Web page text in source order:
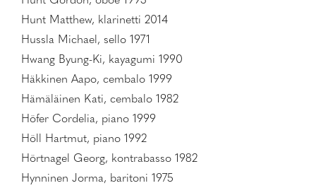
Hunt Matthew, klarinetti 2014
Hussla Michael, sello 1971
Hwang Byung-Ki, kayagumi 1990
Häkkinen Aapo, cembalo 1999
Hämäläinen Kati, cembalo 1982
Höfer Cordelia, piano 1999
Höll Hartmut, piano 1992
Hörtnagel Georg, kontrabasso 1982
Hynninen Jorma, baritoni 1975